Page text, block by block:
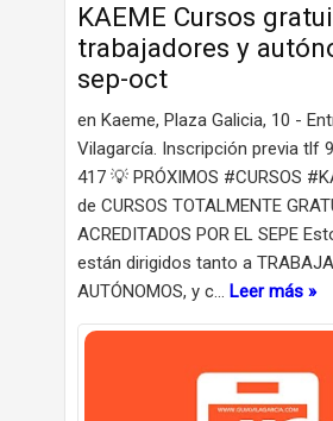
KAEME Cursos
trabajadores y
sep-oct
en Kaeme, Plaza Galicia, 10 -
Vilagarcía. Inscripción previa tlf
417 💡 PRÓXIMOS #CURSOS
de CURSOS TOTALMENTE
ACREDITADOS POR EL SEPE
están dirigidos tanto a
AUTÓNOMOS, y c… Leer más »